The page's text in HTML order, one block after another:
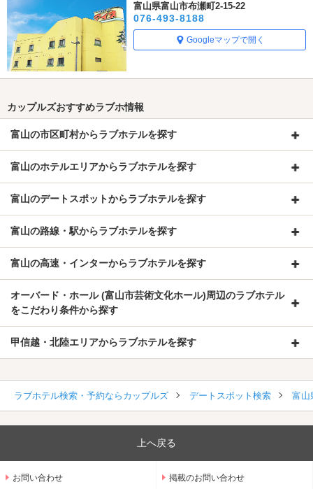
富山県富山市布瀬町2-15-22
076-493-8188
Googleマップで開く
カップルズおすすめラブホ情報
富山の市区町村からラブホテルを探す
富山のホテルエリアからラブホテルを探す
富山のデートスポットからラブホテルを探す
富山の路線・駅からラブホテルを探す
富山の高速・インターからラブホテルを探す
オーバード・ホール (富山市芸術文化ホール)周辺のラブホテル
をこだわり条件から探す
甲信越・北陸エリアからラブホテルを探す
ラブホテル検索・予約ならカップルズ デートスポット検索 富山
上へ戻る
お問い合わせ 掲載のお問い合わせ